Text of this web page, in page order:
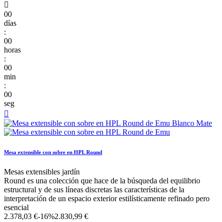

00
días
:
00
horas
:
00
min
:
00
seg

Mesa extensible con sobre en HPL Round
Mesas extensibles jardín
Round es una colección que hace de la búsqueda del equilibrio
estructural y de sus líneas discretas las características de la
interpretación de un espacio exterior estilísticamente refinado pero
esencial
2.378,03 €-16%2.830,99 €